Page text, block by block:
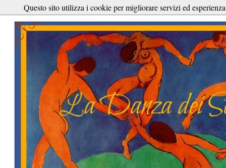
Questo sito utilizza i cookie per migliorare servizi ed